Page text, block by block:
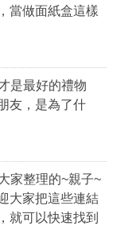
當做面紙盒這樣
是最好的禮物
友，是為了什
家整理的~親子~
大家把這些連結
就可以快速找到